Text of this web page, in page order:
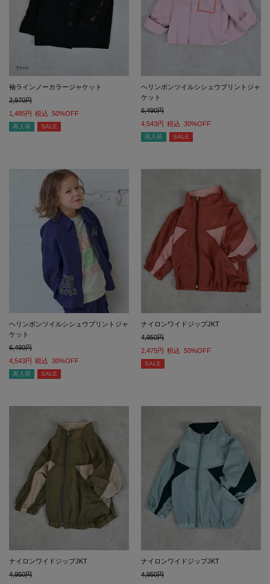
袖ラインノーカラージャケット
2,970
1,485
税込 50%OFF
再入荷 SALE
ヘリンボンツイルシシュウプリントジャ
ケット
6,490
4,543
税込 30%OFF
再入荷 SALE
ヘリンボンツイルシシュウプリントジャ
ケット
6,490
4,543
税込 30%OFF
再入荷 SALE
ナイロンワイドジップJKT
4,950
2,475
税込 50%OFF
SALE
ナイロンワイドジップJKT
4,950
ナイロンワイドジップJKT
4,950